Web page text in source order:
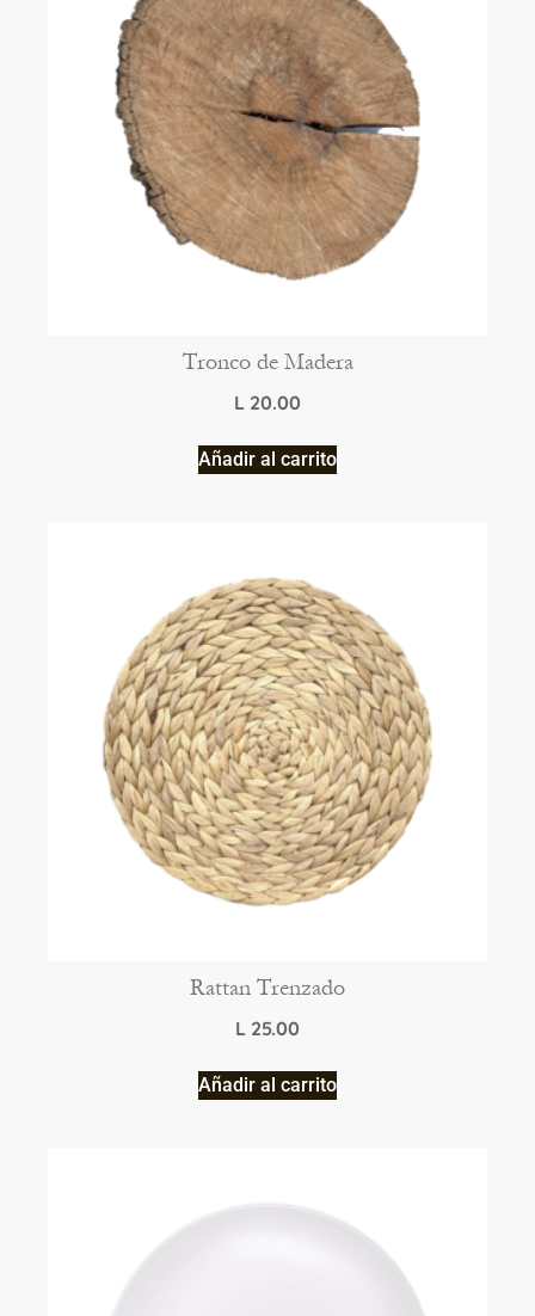
Tronco de Madera
L 20.00
Añadir al carrito
Rattan Trenzado
L 25.00
Añadir al carrito